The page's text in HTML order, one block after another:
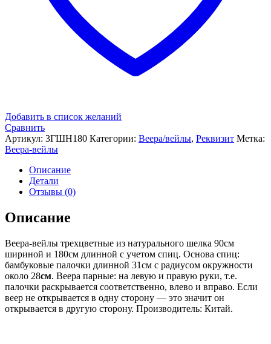
Добавить в список желаний
Сравнить
Артикул: 3ГШН180 Категории: Веера/вейлы, Реквизит Метка:
Веера-вейлы
Описание
Детали
Отзывы (0)
Описание
Веера-вейлы трехцветные из натурального шелка 90см
шириной и 180см длинной с учетом спиц. Основа спиц:
бамбуковые палочки длинной 31см с радиусом окружности
около 28см. Веера парные: на левую и правую руки, т.е.
палочки раскрывается соответственно, влево и вправо. Если
веер не открывается в одну сторону — это значит он
открывается в другую сторону. Производитель: Китай.